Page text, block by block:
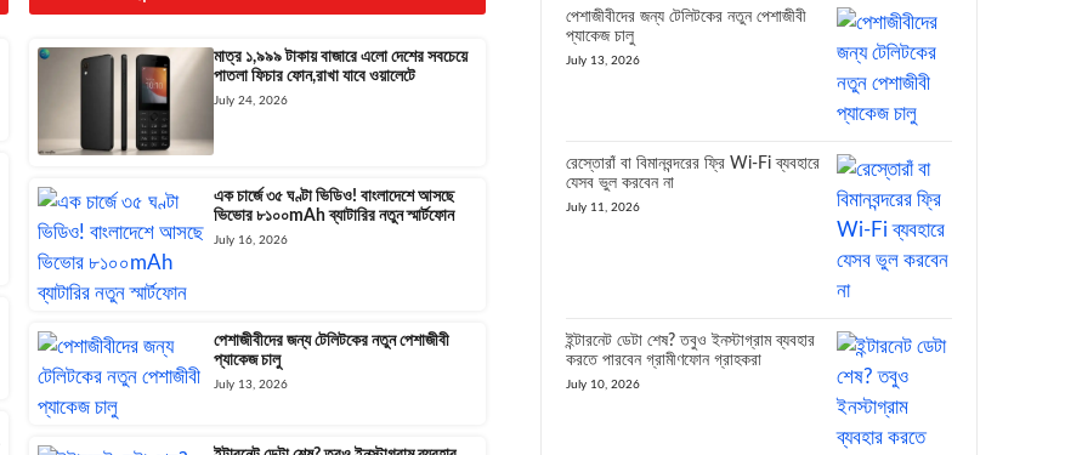
মাত্র ১,৯৯৯ টাকায় বাজারে এলো দেশের সবচেয়ে
পাতলা ফিচার ফোন,রাখা যাবে ওয়ালেটে
July 24, 2026
এক চার্জে ৩৫ ঘণ্টা ভিডিও! বাংলাদেশে আসছে
ভিভোর ৮১০০mAh ব্যাটারির নতুন স্মার্টফোন
July 16, 2026
পেশাজীবীদের জন্য টেলিটকের নতুন পেশাজীবী
প্যাকেজ চালু
July 13, 2026
পেশাজীবীদের জন্য টেলিটকের নতুন পেশাজীবী
প্যাকেজ চালু
July 13, 2026
রেস্তোরাঁ বা বিমানবন্দরের ফ্রি Wi-Fi ব্যবহারে
যেসব ভুল করবেন না
July 11, 2026
ইন্টারনেট ডেটা শেষ? তবুও ইনস্টাগ্রাম ব্যবহার
করতে পারবেন গ্রামীণফোন গ্রাহকরা
July 10, 2026